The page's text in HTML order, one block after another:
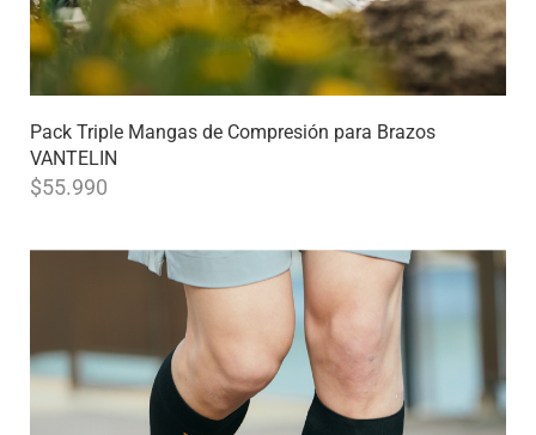
Pack Triple Mangas de Compresión para Brazos
VANTELIN
$55.990